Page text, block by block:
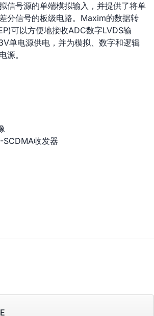
信号源的单端模拟输入，并提供了将单
分信号的板级电路。Maxim的数据转
可以方便地接收ADC数字LVDS输
单电源供电，并为模拟、数字和逻辑
源。
SCDMA收发器